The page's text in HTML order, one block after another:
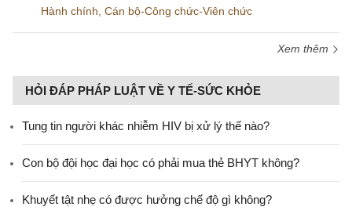
Hành chính Cán bộ-Công chức-Viên chức
Xem thêm
HỎI ĐÁP PHÁP LUẬT VỀ Y TẾ-SỨC KHỎE
Tung tin người khác nhiễm HIV bị xử lý thế nào?
Con bộ đội học đại học có phải mua thẻ BHYT không?
Khuyết tật nhẹ có được hưởng chế độ gì không?